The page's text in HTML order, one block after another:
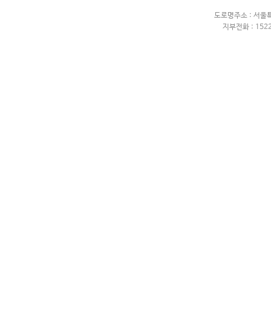
도로명주소 : 서울
지부전화 :